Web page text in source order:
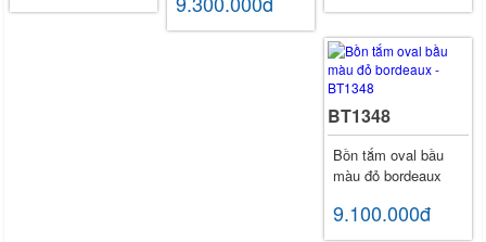
BT1348
Bồn tắm oval bầu
màu đỏ bordeaux
9.100.000đ